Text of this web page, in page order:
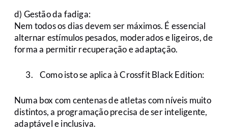
d) Gestão da fadiga:
Nem todos os dias devem ser máximos. É essencial
alternar estímulos pesados, moderados e ligeiros, de
forma a permitir recuperação e adaptação.
Como isto se aplica à Crossfit Black Edition:
Numa box com centenas de atletas com níveis muito
distintos, a programação precisa de ser inteligente,
adaptável e inclusiva.